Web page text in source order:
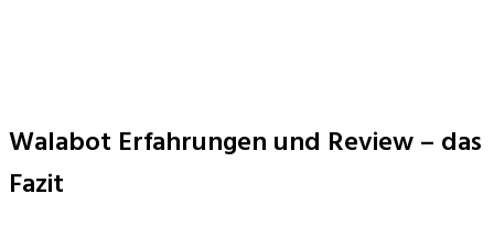
Walabot Erfahrungen und Review – das
Fazit